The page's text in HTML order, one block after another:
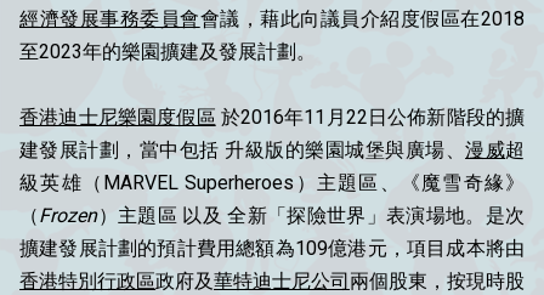
經濟發展事務委員會會議，藉此向議員介紹度假區在2018
至2023年的樂園擴建及發展計劃。
香港迪士尼樂園度假區 於2016年11月22日公佈新階段的擴
建發展計劃，當中包括 升級版的樂園城堡與廣場、漫威超
級英雄（MARVEL Superheroes）主題區、《魔雪奇緣》
（Frozen）主題區 以及 全新「探險世界」表演場地。是次
擴建發展計劃的預計費用總額為109億港元，項目成本將由
香港特別行政區政府及華特迪士尼公司 兩個股東，按現時股